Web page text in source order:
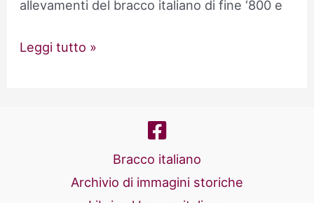
allevamenti del bracco italiano di fine ‘800 e
IlLeggi tutto »
Bracco italiano
Archivio di immagini storiche